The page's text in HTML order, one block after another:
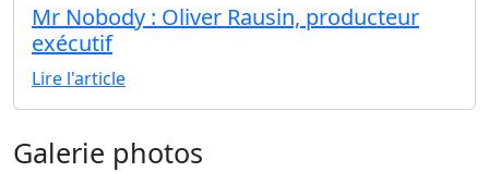
Mr Nobody : Oliver Rausin, producteur
exécutif
Lire l'article
Galerie photos